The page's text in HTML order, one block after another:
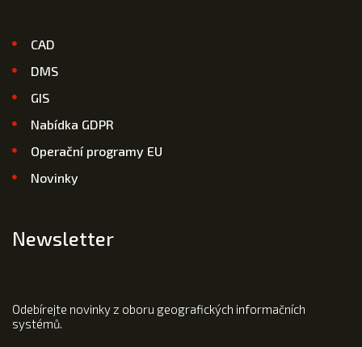
CAD
DMS
GIS
Nabídka GDPR
Operační programy EU
Novinky
Newsletter
Odebírejte novinky z oboru geografických informačních
systémů.